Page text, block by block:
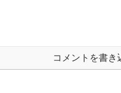
コメントを書き